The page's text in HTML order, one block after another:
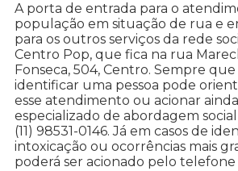
A porta de entrada para o
população em situação de rua e
para os outros serviços da rede
Centro Pop, que fica na rua
Fonseca, 504, Centro. Sempre
identificar uma pessoa pode
esse atendimento ou acionar
especializado de abordagem
(11) 98531-0146. Já em casos de
intoxicação ou ocorrências mais
poderá ser acionado pelo telefone